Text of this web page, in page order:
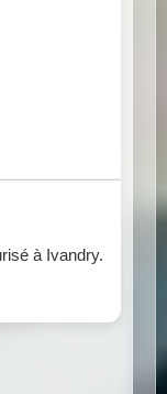
à Ivandry.